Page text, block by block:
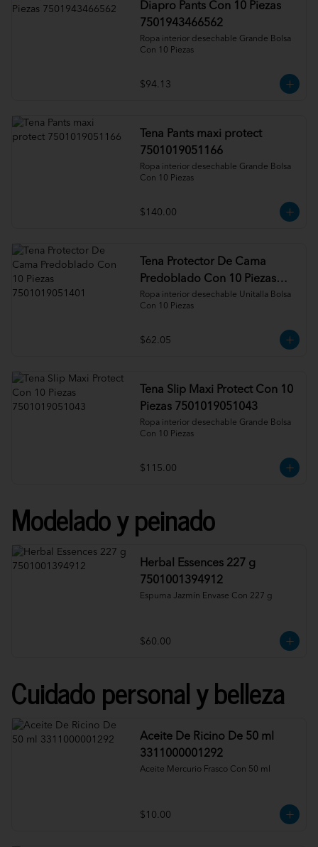
Diapro Pants Con 10 Piezas
7501943466562
Ropa interior desechable Grande Bolsa
Con 10 Piezas
$94.13
Tena Pants maxi protect
7501019051166
Ropa interior desechable Grande Bolsa
Con 10 Piezas
$140.00
Tena Protector De Cama
Predoblado Con 10 Piezas
7501019051401
Ropa interior desechable Unitalla Bolsa
Con 10 Piezas
$62.05
Tena Slip Maxi Protect Con 10
Piezas 7501019051043
Ropa interior desechable Grande Bolsa
Con 10 Piezas
$115.00
Modelado y peinado
Herbal Essences 227 g
7501001394912
Espuma Jazmín Envase Con 227 g
$60.00
Cuidado personal y belleza
Aceite De Ricino De 50 ml
3311000001292
Aceite Mercurio Frasco Con 50 ml
$10.00